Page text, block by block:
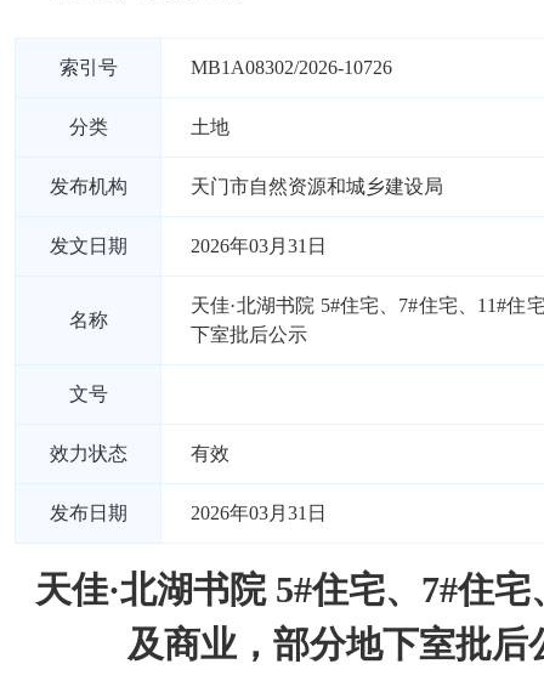
索引号 MB1A08302/2026-10726
分类 土地
发布机构 天门市自然资源和城乡建设局
发文日期 2026年03月31日
名称
天佳·北湖书院 5#住宅、7#住宅、11#住
下室批后公示
文号
效力状态 有效
发布日期 2026年03月31日
天佳·北湖书院 5#住宅、7#住宅
及商业，部分地下室批后